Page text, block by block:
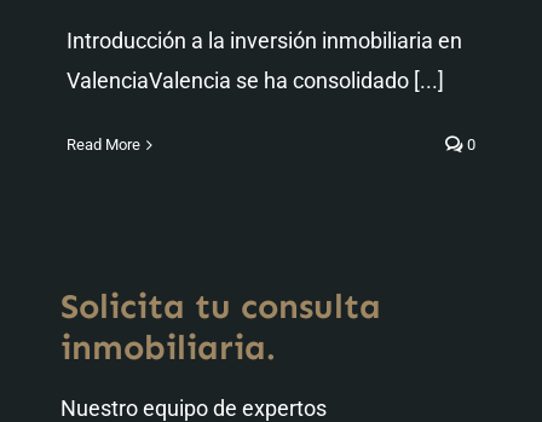
Introducción a la inversión inmobiliaria en
ValenciaValencia se ha consolidado [...]
Read More 0
Solicita tu consulta
inmobiliaria.
Nuestro equipo de expertos